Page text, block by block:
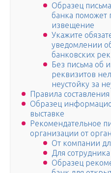
Образец
банка поможет
извещение
Укажите
уведомлении
банковских
Без письма об
реквизитов
неустойку за
Правила составления
Образец
выставке
Рекомендательное
организации от
От компании
Для сотрудника
Образец